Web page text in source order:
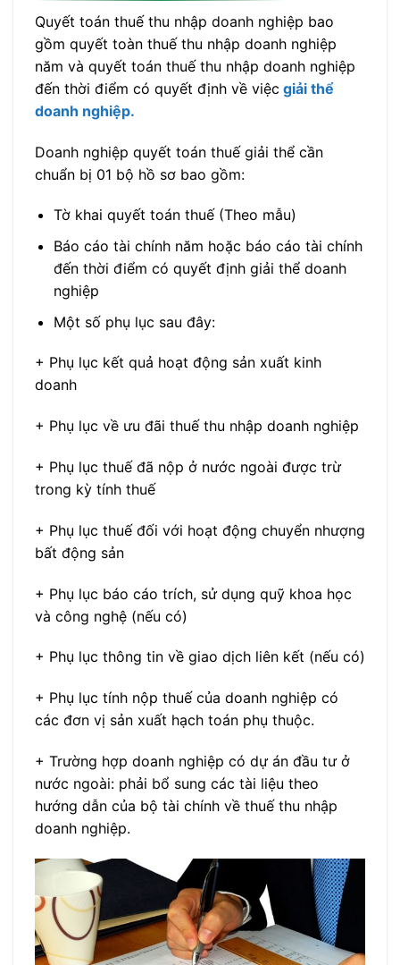
Quyết toán thuế thu nhập doanh nghiệp bao
gồm quyết toàn thuế thu nhập doanh nghiệp
năm và quyết toán thuế thu nhập doanh nghiệp
đến thời điểm có quyết định về việc giải thể
doanh nghiệp.
Doanh nghiệp quyết toán thuế giải thể cần
chuẩn bị 01 bộ hồ sơ bao gồm:
Tờ khai quyết toán thuế (Theo mẫu)
Báo cáo tài chính năm hoặc báo cáo tài chính
đến thời điểm có quyết định giải thể doanh
nghiệp
Một số phụ lục sau đây:
+ Phụ lục kết quả hoạt động sản xuất kinh
doanh
+ Phụ lục về ưu đãi thuế thu nhập doanh nghiệp
+ Phụ lục thuế đã nộp ở nước ngoài được trừ
trong kỳ tính thuế
+ Phụ lục thuế đối với hoạt động chuyển nhượng
bất động sản
+ Phụ lục báo cáo trích, sử dụng quỹ khoa học
và công nghệ (nếu có)
+ Phụ lục thông tin về giao dịch liên kết (nếu có)
+ Phụ lục tính nộp thuế của doanh nghiệp có
các đơn vị sản xuất hạch toán phụ thuộc.
+ Trường hợp doanh nghiệp có dự án đầu tư ở
nước ngoài: phải bổ sung các tài liệu theo
hướng dẫn của bộ tài chính về thuế thu nhập
doanh nghiệp.